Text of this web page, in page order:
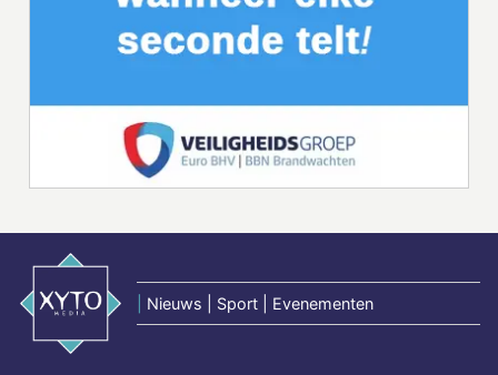
Nieuws | Sport | Evenementen